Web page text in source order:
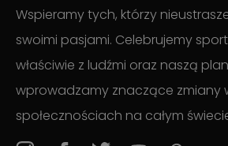
Wspieramy tych, którzy
swoimi pasjami. Celebrujemy
właściwie z ludźmi oraz naszą
wprowadzamy znaczące zmiany
społecznościach na całym